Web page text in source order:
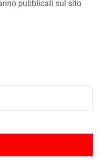
pubblicati sul sito